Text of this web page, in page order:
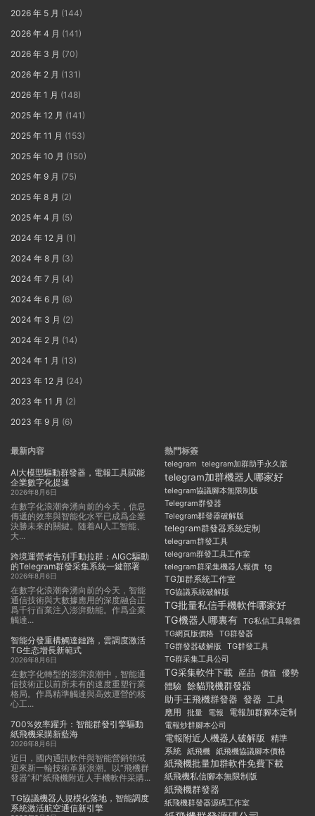
2026 年 5 月 (144)
2026 年 4 月 (141)
2026 年 3 月 (70)
2026 年 2 月 (131)
2026 年 1 月 (148)
2025 年 12 月 (141)
2025 年 11 月 (153)
2025 年 10 月 (150)
2025 年 9 月 (75)
2025 年 8 月 (2)
2025 年 4 月 (5)
2024 年 12 月 (1)
2024 年 8 月 (3)
2024 年 7 月 (4)
2024 年 6 月 (6)
2024 年 3 月 (2)
2024 年 2 月 (14)
2024 年 1 月 (13)
2023 年 12 月 (24)
2023 年 11 月 (2)
2023 年 9 月 (6)
最新内容
AI大模型驅動群發器，電報工具賦能
企業數字化提速
2026年8月6日
在數字化浪潮奔湧向前的今天，信息
傳遞的效率與智能化水平已成爲企業
決勝未來的關鍵。随着AI人工智能、
大...
跨境運營者告别手動拉群：AIGC驅動
的Telegram群發采集系統一鍵部署
2026年8月6日
在數字化浪潮奔湧向前的今天，智能
通信技術與大數據應用的深度融合正
爲千行百業注入澎湃動能。作爲企業
觸達...
智能分發重構觸達鏈路，雲調度激活
TG生态增長新範式
2026年8月6日
在數字化轉型的澎湃浪潮中，智能通
信技術正以前所未有的速度重塑行業
格局。作爲精準觸達與高效運營的核
心工...
700%效率躍升：智能群發引擎驅動
紙飛機采購新藍海
2026年8月6日
近日，國内通訊軟件與智能營銷領域
迎來新一輪技術革新浪潮。以“飛機群
發器”和“紙飛機附近人手機軟件采購...
TG協議機器人規模化落地，智能調度
系統激活航空通信新引擎
熱門标簽
telegram telegram加群助手永久版
telegram加群機器人哪家好
telegram協議腳本無限制版
Telegram群發器
Telegram群發器破解版
telegram群發器系統定制
telegram群發工具
telegram群發工具工作室
telegram群采集機器人報價 tg
TG加群系統工作室
TG協議系統破解版
TG批量私信手機軟件哪家好
TG機器人哪裏有
TG私信工具報價
TG網頁版價格
TG群發器
TG群發器破解版
TG群發工具
TG群采集工具公司
TG采集軟件下載 産品 價值 優勢
體驗 餘貓飛機群發器
助手王飛機群發器 發器 工具
應用
批量 電報 電報加群腳本定制
電報炒群腳本公司
電報附近人機器人破解版 精準
系統 紙飛機 紙飛機協議腳本價格
紙飛機批量加群軟件免費下載
紙飛機私信腳本無限制版
紙飛機群發器
紙飛機群發器源碼工作室